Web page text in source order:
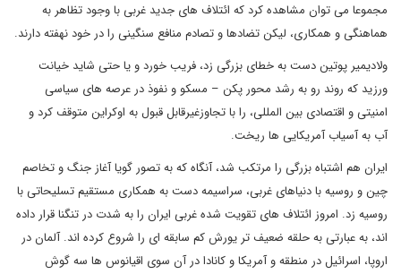
مجموعا می توان مشاهده کرد که ائتلاف های جدید غربی با وجود تظاهر به
هماهنگی و همکاری، لیکن تضادها و تصادم منافع سنگینی را در خود نهفته دارند.
ولادیمیر پوتین دست به خطای بزرگی زد، فریب خورد و یا حتی شاید خیانت
ورزید که روند رو به رشد محور پکن – مسکو و نفوذ در عرصه های سیاسی
امنیتی و اقتصادی بین المللی، را با تجاوزغیرقابل قبول به اوکراین متوقف کرد و
آب به آسیاب آمریکایی ها ریخت.
ایران هم اشتباه بزرگی را مرتکب شد، آنگاه که به تصور گویا آغاز جنگ و تخاصم
چین و روسیه با دنیاهای غربی، سراسیمه دست به همکاری مستقیم تسلیحاتی با
روسیه زد. امروز ائتلاف های تقویت شده غربی ایران را به شدت در تنگنا قرار داده
اند، به عبارتی به حلقه ضعیف تر یورش کم سابقه ای را شروع کرده اند. آلمان در
اروپا، اسرائیل در منطقه و آمریکا و کانادا در آن سوی اقیانوس ها سه گوش